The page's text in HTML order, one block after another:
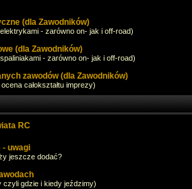
(dla Zawodników)
- zarówno on- jak i off-road)
(dla Zawodników)
- zarówno on- jak i off-road)
zawodów (dla Zawodników)
całokształtu imprezy)
RC
- uwagi
jeszcze dodać?
czyli gdzie i kiedy jeździmy)